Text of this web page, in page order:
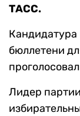
ТАСС.
Кандидатура
бюллетени
Лидер